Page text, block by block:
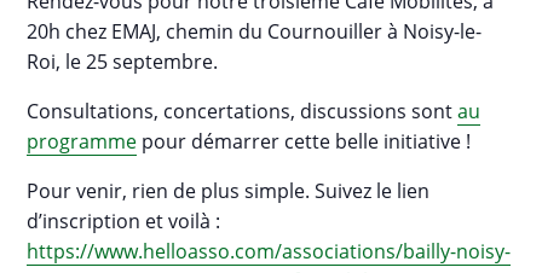
20h chez EMAJ, chemin du Cournouiller à Noisy-le-
Roi, le 25 septembre.
Consultations, concertations, discussions sontau
programme pour démarrer cette belle initiative !
Pour venir, rien de plus simple. Suivez le lien
d’inscription et voilà :
https://www.helloasso.com/associations/bailly-noisy-